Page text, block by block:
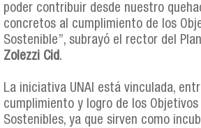
poder contribuir desde nuestro
concretos al cumplimiento de los
Sostenible”, subrayó el rector del
Zolezzi Cid.
La iniciativa UNAI está vinculada,
cumplimiento y logro de los
Sostenibles, ya que sirven como